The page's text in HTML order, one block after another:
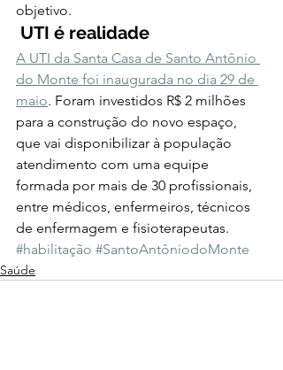
objetivo.
UTI é realidade
A UTI da Santa Casa de Santo Antônio
do Monte foi inaugurada no dia 29 de
maio. Foram investidos R$ 2 milhões
para a construção do novo espaço,
que vai disponibilizar à população
atendimento com uma equipe
formada por mais de 30 profissionais,
entre médicos, enfermeiros, técnicos
de enfermagem e fisioterapeutas.
#habilitação #SantoAntôniodoMonte
Saúde